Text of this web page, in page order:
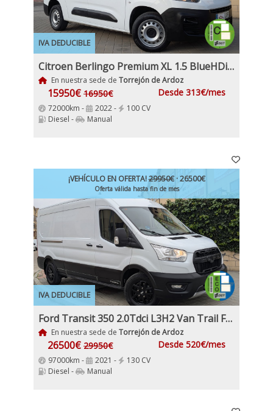
IVA DEDUCIBLE
Citroen Berlingo Premium XL 1.5 BlueHDi 100Cv Etiqueta C IVA Garantía Incl Nacional
En nuestra sede de Torrejón de Ardoz
15950€ 16950€ Desde 313€/mes
72000km - 2022 -
100 CV
Diesel -
Manual
IVA DEDUCIBLE
¡VEHÍCULO EN OFERTA!29950€· 26500€
Oferta válida hasta fin de mes
Ford Transit 350 2.0Tdci L3H2 Van Trail FWD MHEV furgón FWD 130Cv, 6 Velocidades, Etiqueta medioambiental ECO
En nuestra sede de Torrejón de Ardoz
26500€ 29950€ Desde 520€/mes
97000km - 2021 -
130 CV
Diesel -
Manual